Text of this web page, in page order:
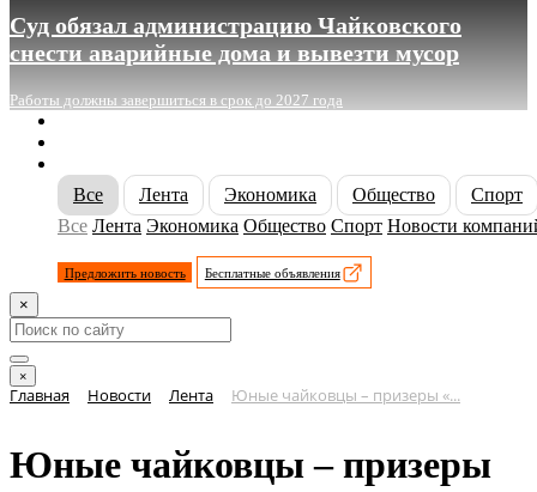
Суд обязал администрацию Чайковского
снести аварийные дома и вывезти мусор
Работы должны завершиться в срок до 2027 года
Все
Лента Экономика Общество
Спорт
Все Лента Экономика Общество Спорт Новости
Предложить новость Бесплатные объявления
×
×
Главная Новости Лента Юные чайковцы – призеры «...
Юные чайковцы – призеры